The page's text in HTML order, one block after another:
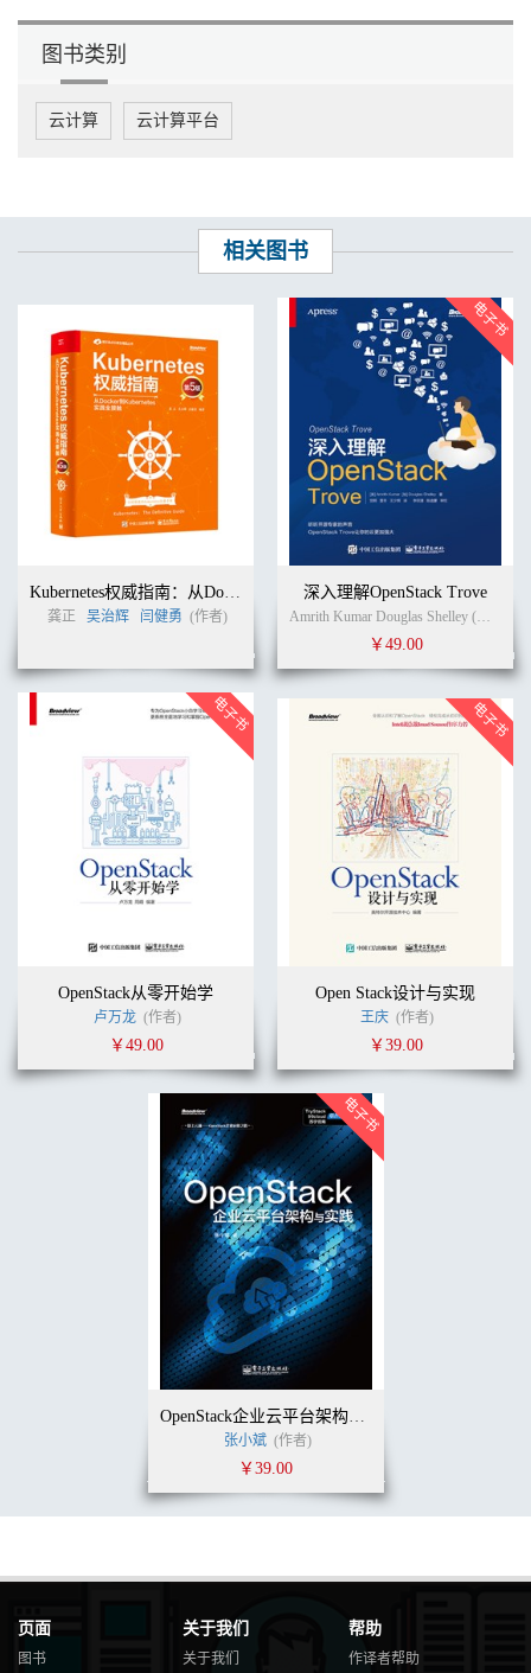
图书类别
云计算 云计算平台
相关图书
Kubernetes权威指南：从Docker到Kubernetes实践全接触（第5版）
龚正 吴治辉 闫健勇 (作者)
深入理解OpenStack Trove
Amrith Kumar Douglas Shelley (作者)
￥49.00
OpenStack从零开始学
卢万龙 (作者)
￥49.00
Open Stack设计与实现
王庆 (作者)
￥39.00
OpenStack企业云平台架构与实践
张小斌 (作者)
￥39.00
页面
图书
关于我们
关于我们
帮助
作译者帮助